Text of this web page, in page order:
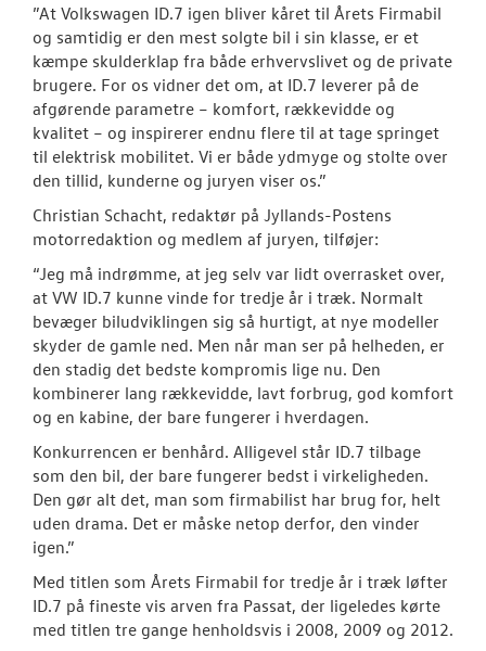
”At Volkswagen ID.7 igen bliver kåret til Årets Firmabil
og samtidig er den mest solgte bil i sin klasse, er et
kæmpe skulderklap fra både erhvervslivet og de private
brugere. For os vidner det om, at ID.7 leverer på de
afgørende parametre – komfort, rækkevidde og
kvalitet – og inspirerer endnu flere til at tage springet
til elektrisk mobilitet. Vi er både ydmyge og stolte over
den tillid, kunderne og juryen viser os.”
Christian Schacht, redaktør på Jyllands-Postens
motorredaktion og medlem af juryen, tilføjer:
“Jeg må indrømme, at jeg selv var lidt overrasket over,
at VW ID.7 kunne vinde for tredje år i træk. Normalt
bevæger biludviklingen sig så hurtigt, at nye modeller
skyder de gamle ned. Men når man ser på helheden, er
den stadig det bedste kompromis lige nu. Den
kombinerer lang rækkevidde, lavt forbrug, god komfort
og en kabine, der bare fungerer i hverdagen.
Konkurrencen er benhård. Alligevel står ID.7 tilbage
som den bil, der bare fungerer bedst i virkeligheden.
Den gør alt det, man som firmabilist har brug for, helt
uden drama. Det er måske netop derfor, den vinder
igen.”
Med titlen som Årets Firmabil for tredje år i træk løfter
ID.7 på fineste vis arven fra Passat, der ligeledes kørte
med titlen tre gange henholdsvis i 2008, 2009 og 2012.